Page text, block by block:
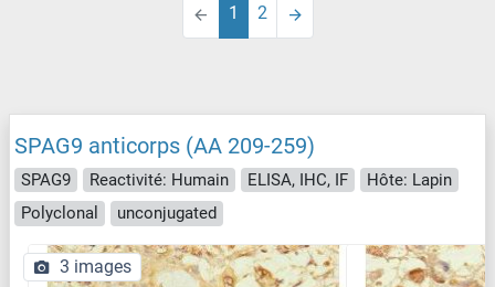
1 2
SPAG9 anticorps (AA 209-259)
SPAG9 Reactivité: Humain ELISA, IHC, IF
Hôte: Lapin
Polyclonal
unconjugated
3 images